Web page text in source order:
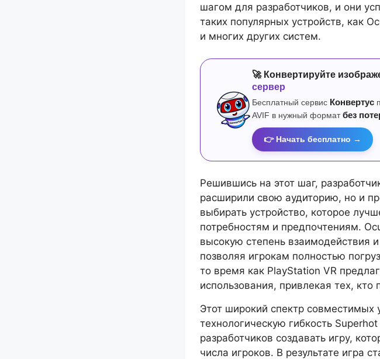
шагом для разработчиков, и они
таких популярных устройств, как
и многих других систем.
🚀 Конвертируйте
сервер
Бесплатный сервис Конвертус
AVIF в нужный формат без
👉 Начать бесплатно →
Решившись на этот шаг,
расширили свою аудиторию, но и
выбирать устройство, которое
потребностям и предпочтениям.
высокую степень взаимодействия
позволяя игрокам полностью
то время как PlayStation VR
использования, привлекая тех, кто
Этот широкий спектр совместимых
технологическую гибкость
разработчиков создавать игру,
числа игроков. В результате игра